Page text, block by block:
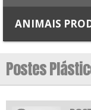
ANIMAIS
Postes